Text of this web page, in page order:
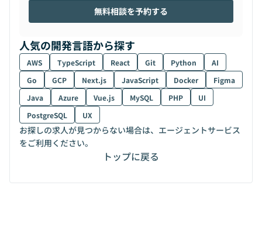
無料相談を予約する
人気の開発言語から探す
AWS TypeScript React Git Python
AI
Go
GCP Next.js JavaScript Docker
Figma
Java
Azure Vue.js MySQL PHP
UI
PostgreSQL
UX
お探しの求人が見つからない場合は、エージェントサービス
をご利用ください。
トップに戻る